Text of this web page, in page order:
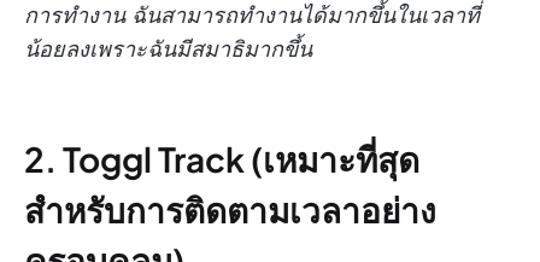
การทำงาน ฉันสามารถทำงานได้มากขึ้นในเวลาที่
น้อยลงเพราะฉันมีสมาธิมากขึ้น
2. Toggl Track (เหมาะที่สุด
สำหรับการติดตามเวลาอย่าง